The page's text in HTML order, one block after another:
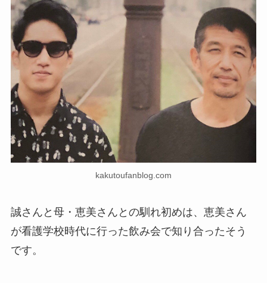
kakutoufanblog.com
誠さんと母・恵美さんとの馴れ初めは、恵美さん
が看護学校時代に行った飲み会で知り合ったそう
です。